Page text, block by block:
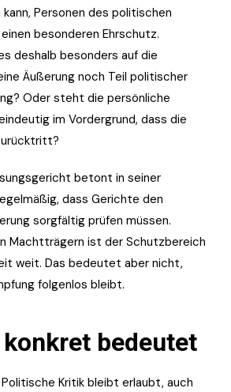
Personen des politischen
besonderen Ehrschutz.
deshalb besonders auf die
Äußerung noch Teil politischer
Oder steht die persönliche
im Vordergrund, dass die
betont in seiner
dass Gerichte den
sorgfältig prüfen müssen.
Machtträgern ist der Schutzbereich
weit. Das bedeutet aber nicht,
folgenlos bleibt.
konkret bedeutet
Politische Kritik bleibt erlaubt, auch